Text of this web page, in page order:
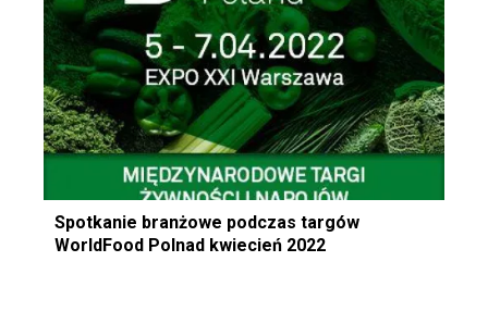
Spotkanie branżowe podczas targów
WorldFood Polnad kwiecień 2022